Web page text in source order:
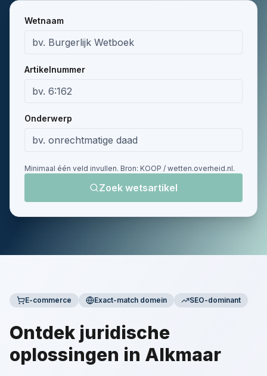
Wetnaam
Artikelnummer
Onderwerp
Minimaal één veld invullen. Bron: KOOP / wetten.overheid.nl.
Zoek wetsartikel
E-commerce Exact-match domein SEO-dominant
Ontdek juridische
oplossingen in Alkmaar